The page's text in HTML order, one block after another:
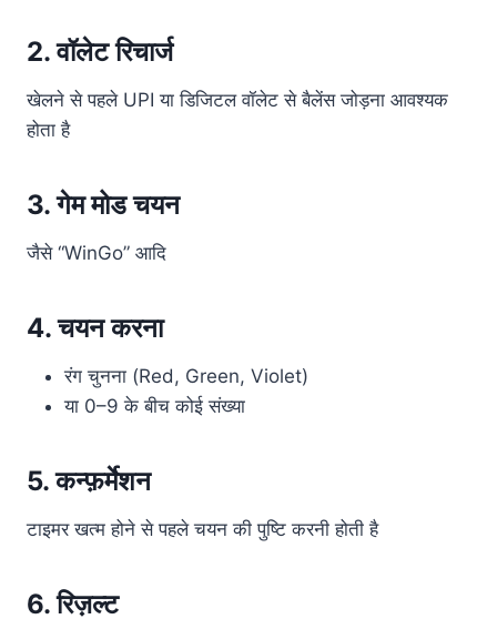
2. वॉलेट रिचार्ज
खेलने से पहले UPI या डिजिटल वॉलेट से बैलेंस जोड़ना आवश्यक
होता है
3. गेम मोड चयन
जैसे “WinGo” आदि
4. चयन करना
रंग चुनना (Red, Green, Violet)
या 0–9 के बीच कोई संख्या
5. कन्फ़र्मेशन
टाइमर खत्म होने से पहले चयन की पुष्टि करनी होती है
6. रिज़ल्ट